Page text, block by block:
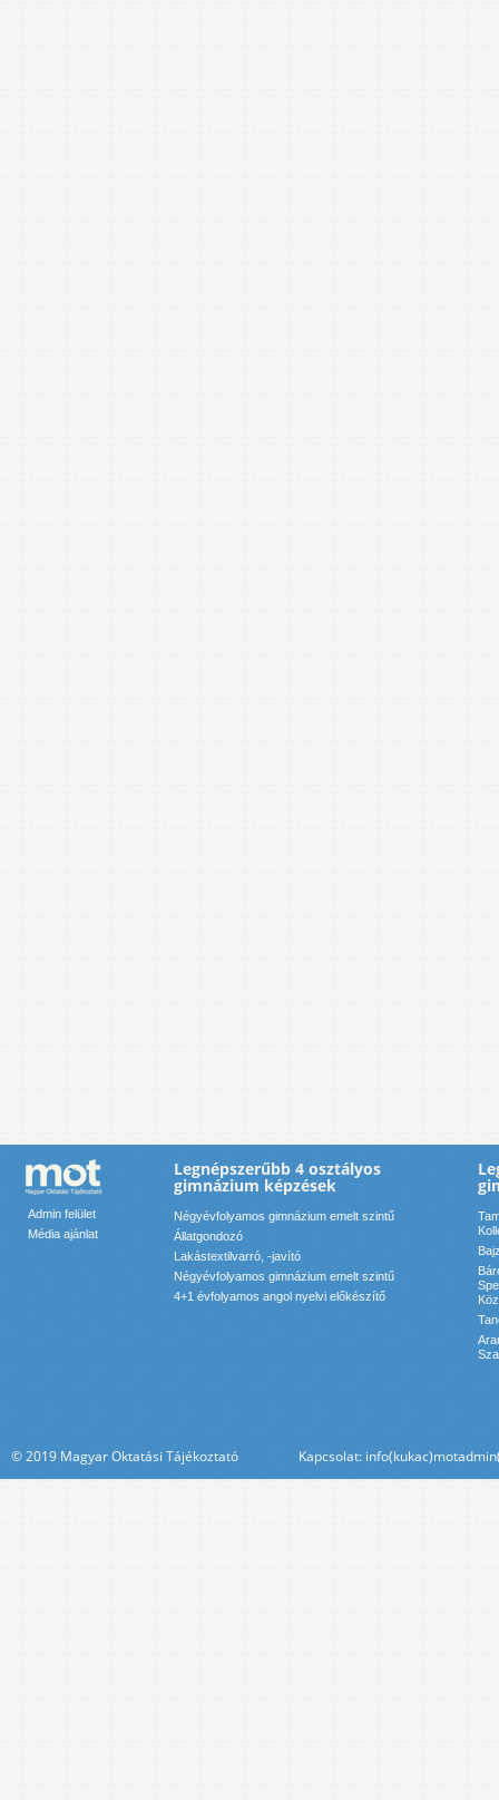
Admin felület
Média ajánlat
Legnépszerűbb 4 osztályos
gimnázium képzések
Négyévfolyamos gimnázium emelt szintű
Állatgondozó
Lakástextilvarró, -javító
Négyévfolyamos gimnázium emelt szintű
4+1 évfolyamos angol nyelvi előkészítő
© 2019 Magyar Oktatási Tájékoztató Kapcsolat: